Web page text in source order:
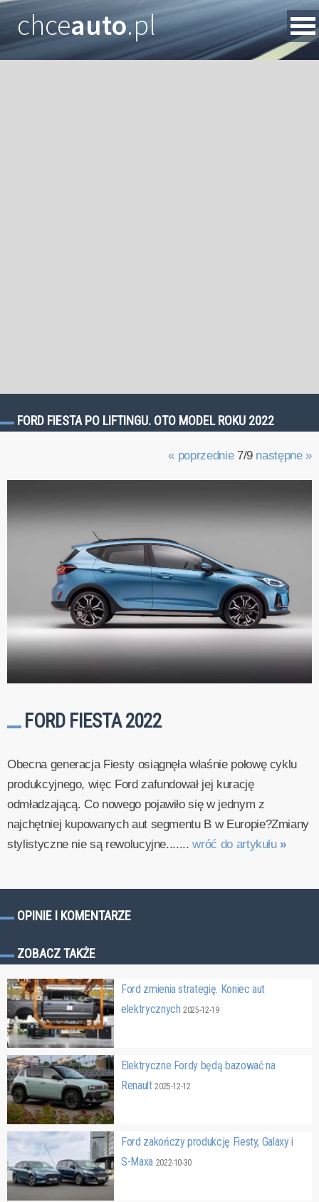
chceauto.pl
FORD FIESTA PO LIFTINGU. OTO MODEL ROKU 2022
« poprzednie7/9 następne »
FORD FIESTA 2022
Obecna generacja Fiesty osiągnęła właśnie połowę cyklu
produkcyjnego, więc Ford zafundował jej kurację
odmładzającą. Co nowego pojawiło się w jednym z
najchętniej kupowanych aut segmentu B w Europie?Zmiany
stylistyczne nie są rewolucyjne.......wróć do artykułu »
OPINIE I KOMENTARZE
ZOBACZ TAKŻE
Ford zmienia strategię. Koniec aut
elektrycznych2025-12-19
Elektryczne Fordy będą bazować na
Renault2025-12-12
Ford zakończy produkcję Fiesty, Galaxy i
S-Maxa 2022-10-30